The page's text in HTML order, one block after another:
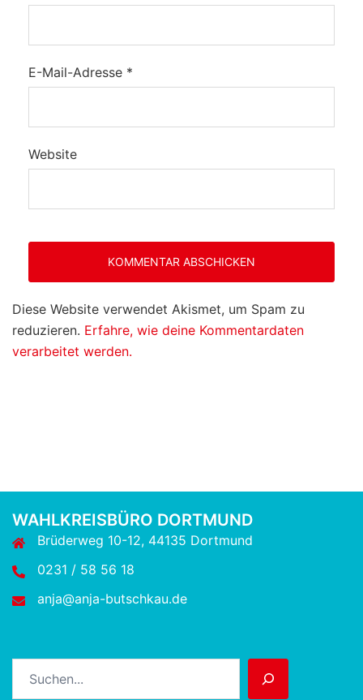
E-Mail-Adresse *
Website
Diese Website verwendet Akismet, um Spam zu
reduzieren. Erfahre, wie deine Kommentardaten
verarbeitet werden.
WAHLKREISBÜRO DORTMUND
Brüderweg 10-12, 44135 Dortmund
0231 / 58 56 18
anja@anja-butschkau.de